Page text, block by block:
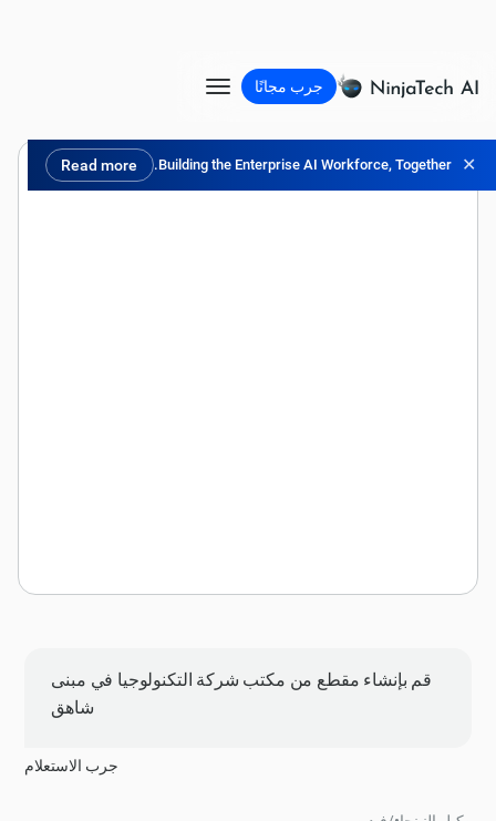
Building the Enterprise AI Workforce, Together.
Read more ✕
جرب مجانًا
قم بإنشاء مقطع من مكتب شركة التكنولوجيا في مبنى
شاهق
جرب الاستعلام